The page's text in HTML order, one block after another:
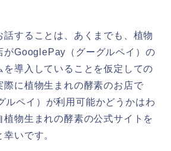
話することは、あくまでも、植物
がGooglePay（グーグルペイ）の
を導入していることを仮定しての
際に植物生まれの酵素のお店で
ルペイ）が利用可能かどうかはわ
植物生まれの酵素の公式サイトを
いです。